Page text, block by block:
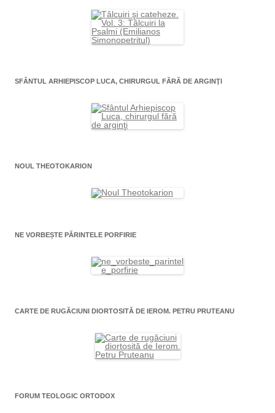
SFÂNTUL ARHIEPISCOP LUCA, CHIRURGUL FĂRĂ DE ARGINŢI
NOUL THEOTOKARION
NE VORBEȘTE PĂRINTELE PORFIRIE
CARTE DE RUGĂCIUNI DIORTOSITĂ DE IEROM. PETRU PRUTEANU
FORUM TEOLOGIC ORTODOX